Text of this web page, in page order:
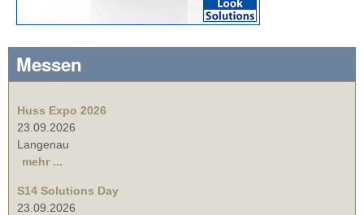
Messen
Huss Expo 2026
23.09.2026
Langenau
mehr ...
S14 Solutions Day
23.09.2026